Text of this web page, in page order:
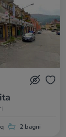
2 bagni